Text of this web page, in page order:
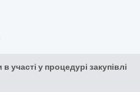
участі у процедурі закупівлі